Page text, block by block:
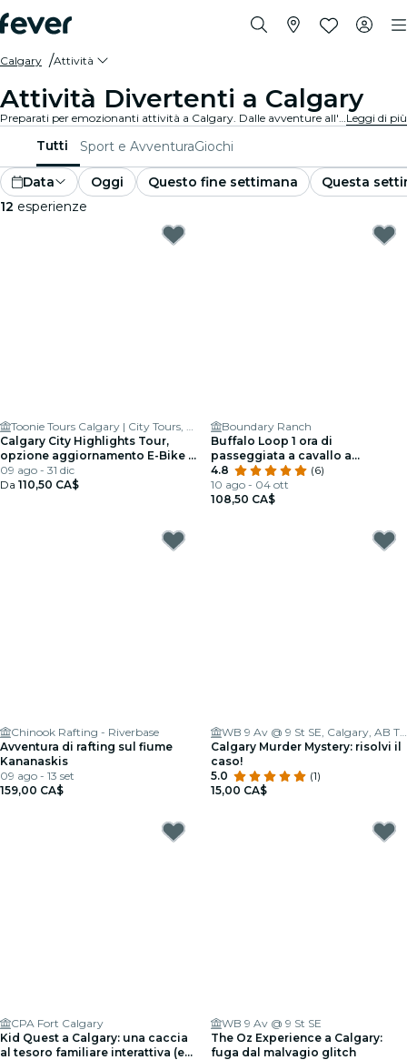
Calgary Attività
Attività Divertenti a Calgary
Preparati per emozionanti attività a Calgary. Dalle avventure all'aperto alle esperienze culturali, scopri i modi migliori per sfruttare al massimo il tuo tempo.Leggi di più
Tutti Sport e AvventuraGiochi
Data Oggi Questo fine settimana
Questa
12 esperienze
Toonie Tours Calgary | City Tours, Bike & Scooter Rentals
Calgary City Highlights Tour,
opzione aggiornamento E-Bike |
3 ore
09 ago - 31 dic
Da 110,50 CA$
Boundary Ranch
Buffalo Loop 1 ora di
passeggiata a cavallo a
Kananaskis
4.8
(6)
10 ago - 04 ott
108,50 CA$
Chinook Rafting - Riverbase
Avventura di rafting sul fiume
Kananaskis
09 ago - 13 set
159,00 CA$
WB 9 Av @ 9 St SE, Calgary, AB T2G 2Z2, Canada
Calgary Murder Mystery: risolvi il
caso!
5.0
(1)
15,00 CA$
CPA Fort Calgary
Kid Quest a Calgary: una caccia
al tesoro familiare interattiva (età
WB 9 Av @ 9 St SE
The Oz Experience a Calgary:
fuga dal malvagio glitch